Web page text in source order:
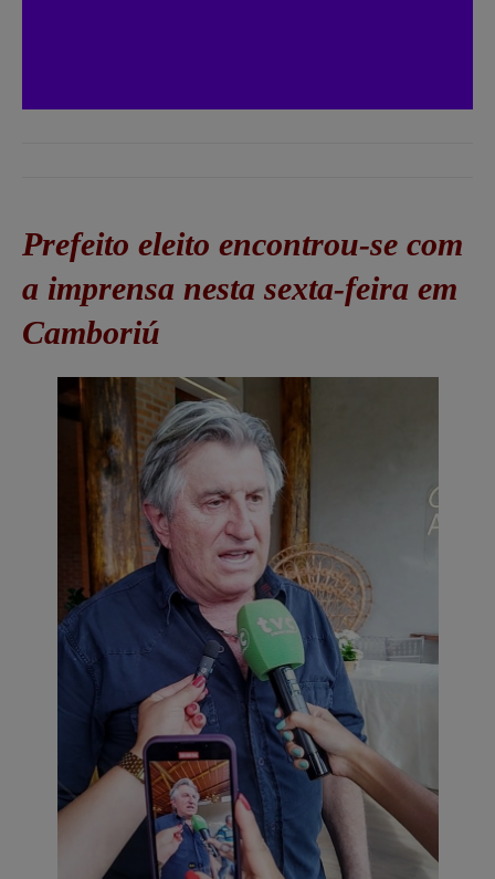
Prefeito eleito encontrou-se com
a imprensa nesta sexta-feira em
Camboriú